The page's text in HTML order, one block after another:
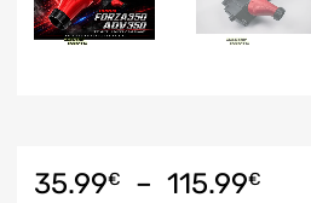
35.99€ – 115.99€